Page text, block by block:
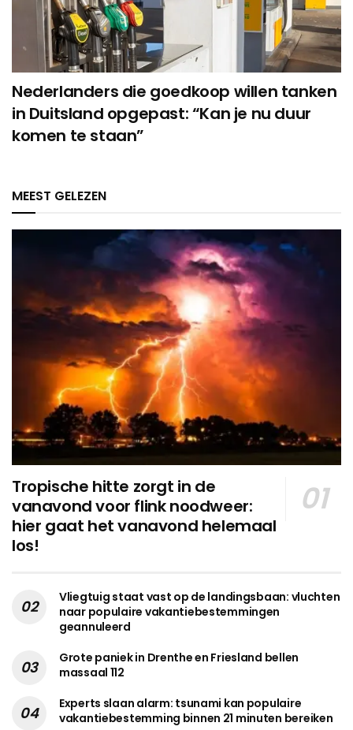
Nederlanders die goedkoop willen tanken
in Duitsland opgepast: “Kan je nu duur
komen te staan”
MEEST GELEZEN
Tropische hitte zorgt in de
vanavond voor flink noodweer:
hier gaat het vanavond helemaal
los!
Vliegtuig staat vast op de landingsbaan: vluchten
naar populaire vakantiebestemmingen
geannuleerd
Grote paniek in Drenthe en Friesland bellen
massaal 112
Experts slaan alarm: tsunami kan populaire
vakantiebestemming binnen 21 minuten bereiken